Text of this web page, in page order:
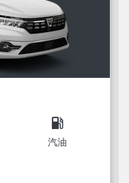
local_gas_station
汽油